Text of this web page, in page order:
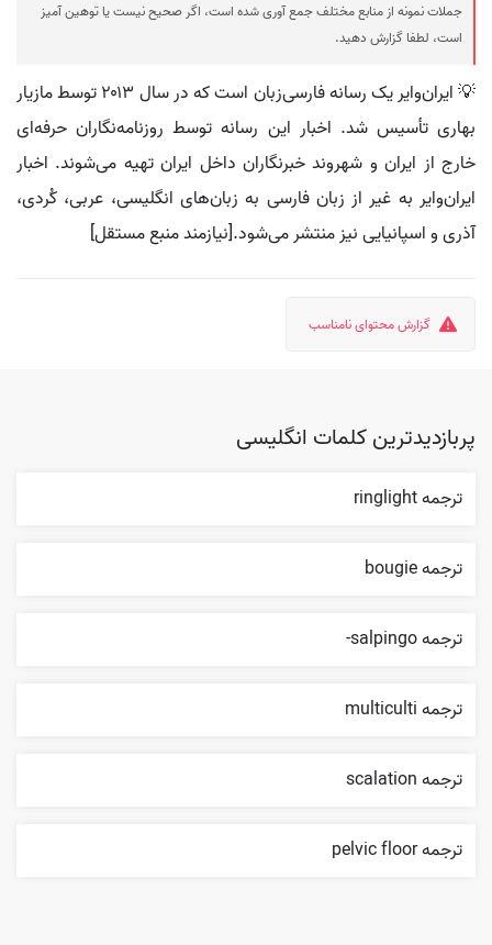
جملات نمونه از منابع مختلف جمع آوری شده است، اگر صحیح نیست یا توهین آمیز
است، لطفا گزارش دهید.
💡 ایران‌وایر یک رسانه فارسی‌زبان است که در سال ۲۰۱۳ توسط مازیار
بهاری تأسیس شد. اخبار این رسانه توسط روزنامه‌نگاران حرفه‌ای
خارج از ایران و شهروند خبرنگاران داخل ایران تهیه می‌شوند. اخبار
ایران‌وایر به غیر از زبان فارسی به زبان‌های انگلیسی، عربی، کُردی،
آذری و اسپانیایی نیز منتشر می‌شود.[نیازمند منبع مستقل]
گزارش محتوای نامناسب
پربازدیدترین کلمات انگلیسی
ترجمه ringlight
ترجمه bougie
ترجمه salpingo-
ترجمه multiculti
ترجمه scalation
ترجمه pelvic floor